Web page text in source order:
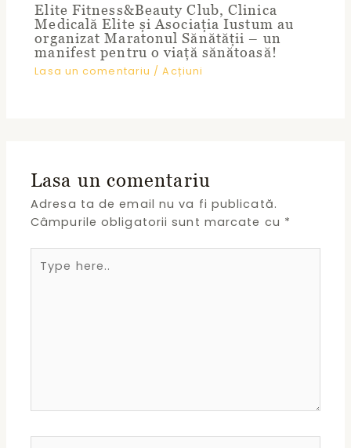
Elite Fitness&Beauty Club, Clinica
Medicală Elite și Asociația Iustum au
organizat Maratonul Sănătății – un
manifest pentru o viață sănătoasă!
Lasa un comentariu /Acțiuni
Lasa un comentariu
Adresa ta de email nu va fi publicată.
Câmpurile obligatorii sunt marcate cu *
here..